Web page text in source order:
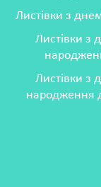
Листівки з
Листівки з
Листівки з
народження